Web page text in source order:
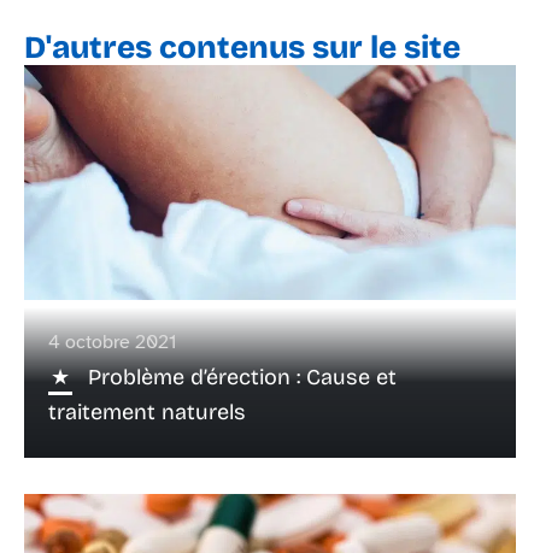
D'autres contenus sur le site
4 octobre 2021
Problème d’érection : Cause et
traitement naturels